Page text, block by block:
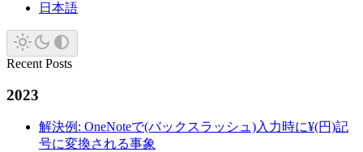
日本語
Recent Posts
2023
解決例: OneNoteで(バックスラッシュ)入力時に¥(円)記
号に変換される事象